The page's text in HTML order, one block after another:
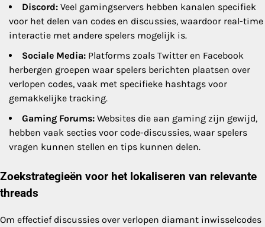
Discord: Veel gamingservers hebben kanalen specifiek
voor het delen van codes en discussies, waardoor real-time
interactie met andere spelers mogelijk is.
Sociale Media: Platforms zoals Twitter en Facebook
herbergen groepen waar spelers berichten plaatsen over
verlopen codes, vaak met specifieke hashtags voor
gemakkelijke tracking.
Gaming Forums: Websites die aan gaming zijn gewijd,
hebben vaak secties voor code-discussies, waar spelers
vragen kunnen stellen en tips kunnen delen.
Zoekstrategieën voor het lokaliseren van relevante
threads
Om effectief discussies over verlopen diamant inwisselcodes